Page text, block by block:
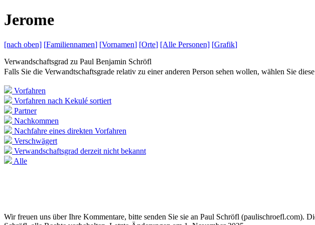
Jerome
[nach oben] [Familiennamen] [Vornamen] [Orte] [Alle Personen] [Grafik]
Verwandschaftsgrad zu Paul Benjamin Schröfl
Falls Sie die Verwandtschaftsgrade relativ zu einer anderen Person sehen wollen, wählen Sie
Vorfahren
Vorfahren nach Kekulé sortiert
Partner
Nachkommen
Nachfahre eines direkten Vorfahren
Verschwägert
Verwandschaftsgrad derzeit nicht bekannt
Alle
Wir freuen uns über Ihre Kommentare, bitte senden Sie sie an Paul Schröfl (paulischroefl.com).